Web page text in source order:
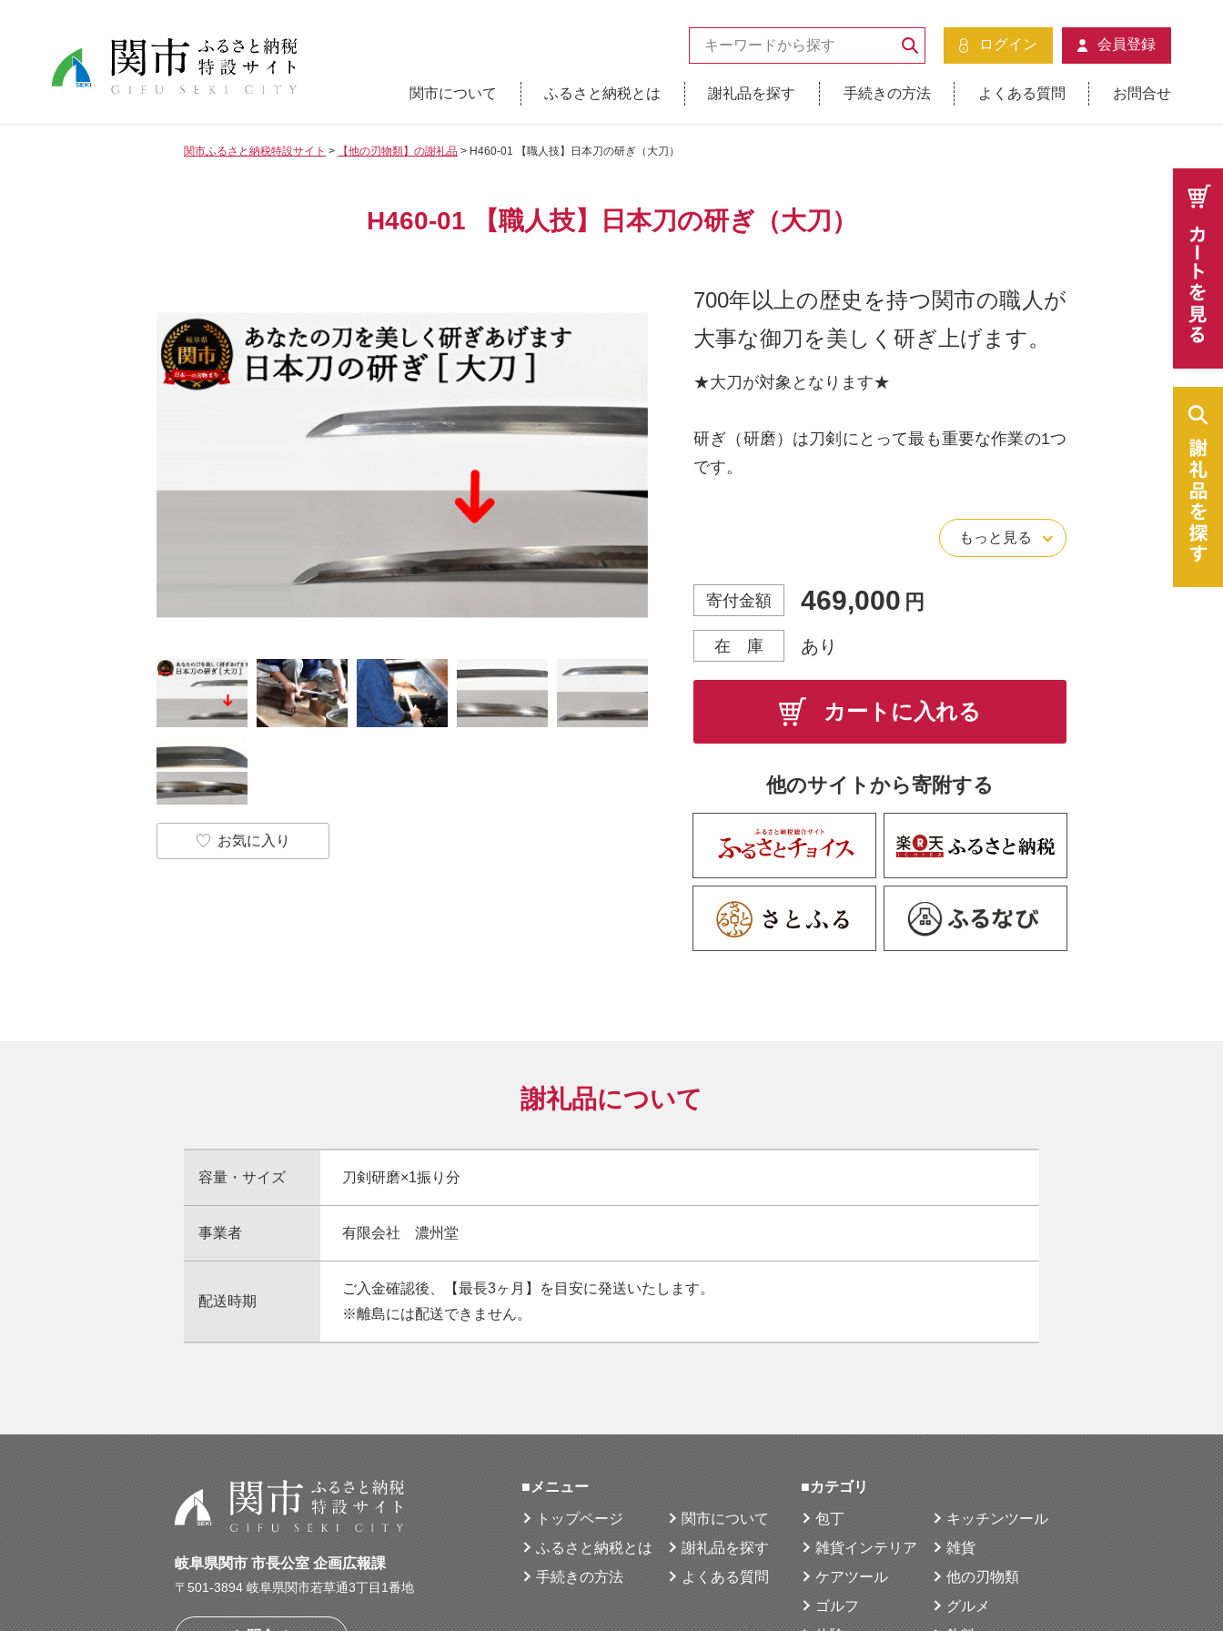
ログイン 会員登録
関市について ふるさと納税とは 謝礼品を探す 手続きの方法 よくある質問 お問合せ
関市ふるさと納税特設サイト 【他の刃物類】の謝礼品 H460-01 【職人技】日本刀の研ぎ（大刀）
H460-01 【職人技】日本刀の研ぎ（大刀）
お気に入り
700年以上の歴史を持つ関市の職人が
大事な御刀を美しく研ぎ上げます。
★大刀が対象となります★
研ぎ（研磨）は刀剣にとって最も重要な作業の1つ
です。
刀匠が折り返し鍛錬をした刀を美しく仕上げるの
が研ぎ師の仕事であり、研ぎの仕上がりにより刀
ん。
700年以上の歴史を持つ関市の職人によって、傷つ
ていただきます。
ております。
差し込み研ぎや化粧研ぎなどをご指定いただくこ
とも可能ですが、刀身の状態によりご希望に沿う
ことができない場合もございます。
※刀身を作った際にできた傷（鍛え傷/鍛え肌）は
身の状態により別途修理が必要な場合がございま
す。
寄附のため申し込み後のキャンセルはできません
か、下記住所までお送りいただく必要がございま
す。
※発送の場合、弊社までの送料はお客様ご負担と
なりますので予めご了承ください。
もっと見る
寄付金額 469,000 円
在 庫 あり
カートに入れる
他のサイトから寄附する
謝礼品について
容量・サイズ 刀剣研磨×1振り分
事業者 有限会社 濃州堂
配送時期
ご入金確認後、【最長3ヶ月】を目安に発送いたします。
※離島には配送できません。
岐阜県関市 市長公室 企画広報課
〒501-3894 岐阜県関市若草通3丁目1番地
■メニュー
トップページ
関市について
ふるさと納税とは
謝礼品を探す
手続きの方法
よくある質問
■カテゴリ
包丁
キッチンツール
雑貨インテリア
雑貨
ケアツール
他の刃物類
ゴルフ
グルメ